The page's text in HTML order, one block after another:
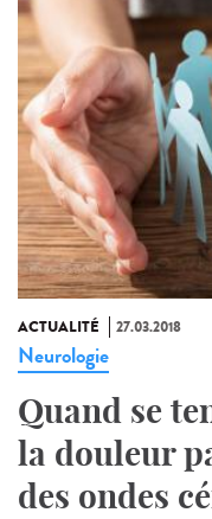
ACTUALITÉ 27.03.2018
Neurologie
Quand se
la douleur
des ondes